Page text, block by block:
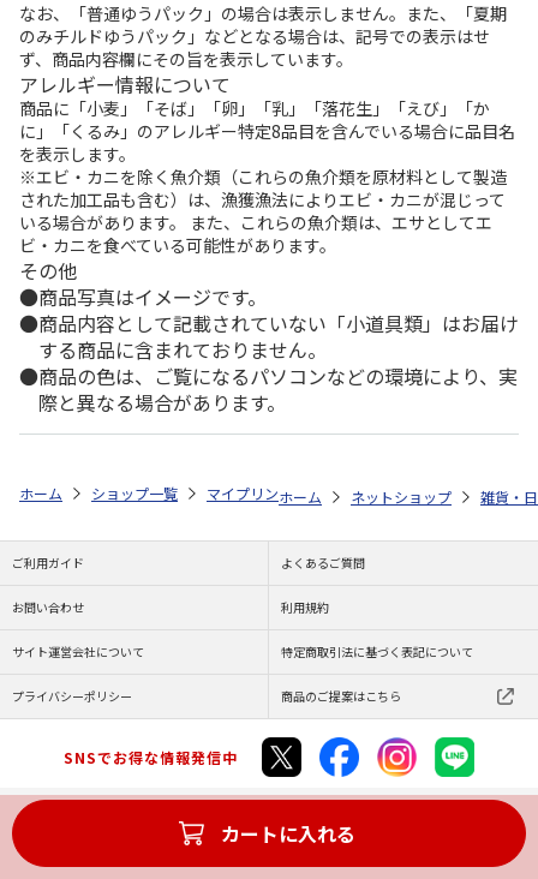
なお、「普通ゆうパック」の場合は表示しません。また、「夏期
のみチルドゆうパック」などとなる場合は、記号での表示はせ
ず、商品内容欄にその旨を表示しています。
アレルギー情報について
商品に「小麦」「そば」「卵」「乳」「落花生」「えび」「か
に」「くるみ」のアレルギー特定8品目を含んでいる場合に品目名
を表示します。
※エビ・カニを除く魚介類（これらの魚介類を原材料として製造
された加工品も含む）は、漁獲漁法によりエビ・カニが混じって
いる場合があります。 また、これらの魚介類は、エサとしてエ
ビ・カニを食べている可能性があります。
その他
商品写真はイメージです。
商品内容として記載されていない「小道具類」はお届け
する商品に含まれておりません。
商品の色は、ご覧になるパソコンなどの環境により、実
際と異なる場合があります。
カートに入れる
ホーム ショップ一覧 マイプリント シルエットプレート【マルシ
ホーム ネットショップ 雑貨・
ご利用ガイド よくあるご質問
お問い合わせ 利用規約
サイト運営会社について 特定商取引法に基づく表記について
プライバシーポリシー 商品のご提案はこちら
SNSでお得な情報発信中